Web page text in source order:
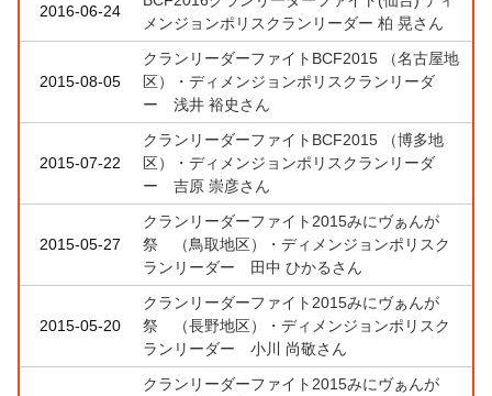
2016-06-24
メンジョンポリスクランリーダー 柏 晃さん
2015-08-05
クランリーダーファイトBCF2015 （名古屋地
区）・ディメンジョンポリスクランリーダ
ー 浅井 裕史さん
2015-07-22
クランリーダーファイトBCF2015 （博多地
区）・ディメンジョンポリスクランリーダ
ー 吉原 崇彦さん
2015-05-27
クランリーダーファイト2015みにヴぁんが
祭 （鳥取地区）・ディメンジョンポリスク
ランリーダー 田中 ひかるさん
2015-05-20
クランリーダーファイト2015みにヴぁんが
祭 （長野地区）・ディメンジョンポリスク
ランリーダー 小川 尚敬さん
クランリーダーファイト2015みにヴぁんが